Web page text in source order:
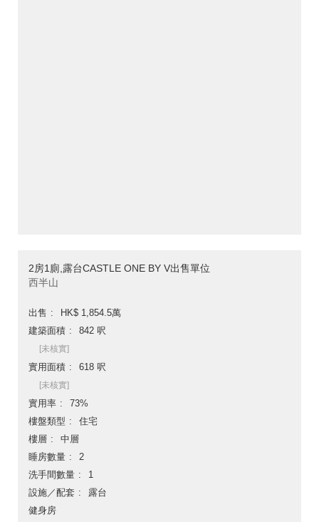
2房1廁,露台CASTLE ONE BY V出售單位
西半山
出售
HK$ 1,854.5萬
建築面積
842 呎
[未核實]
實用面積 618 呎
[未核實]
實用率
73%
樓盤類型
住宅
樓層
中層
睡房數量
2
洗手間數量
1
設施／配套
露台
健身房